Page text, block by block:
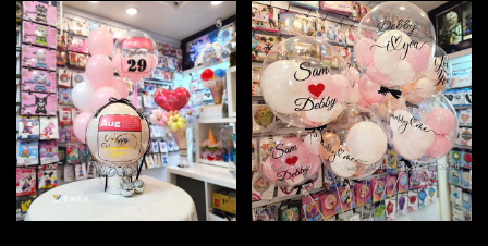
睜開眼的瞬間，是鋪天蓋地的浪
漫。
華納氣球精心打造 「手工光雕
立體愛心生日氣球組」，以純白
與奢華銀交織出夢幻層次，搭配
細緻的光雕顯影，讓大大的愛心
在房間裡閃耀獨特光芒。
浪漫不用心力交瘁，【含專人進